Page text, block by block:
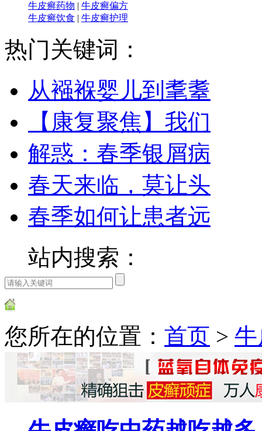
牛皮癣药物 | 牛皮癣偏方
牛皮癣饮食 | 牛皮癣护理
热门关键词：
从襁褓婴儿到耄耋
【康复聚焦】我们
解惑：春季银屑病
春天来临，莫让头
春季如何让患者远
站内搜索：
您所在的位置： 首页 >